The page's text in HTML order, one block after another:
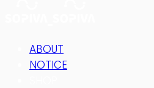
ABOUT
NOTICE